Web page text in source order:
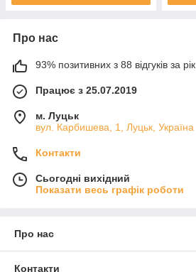
Про нас
93% позитивних з 88 відгуків за рік
Працює з 25.07.2019
м. Луцьк
вул. Карбишева, 1, Луцьк, Україна
Контакти
Сьогодні вихідний
Показати весь графік роботи
Про нас
Контакти